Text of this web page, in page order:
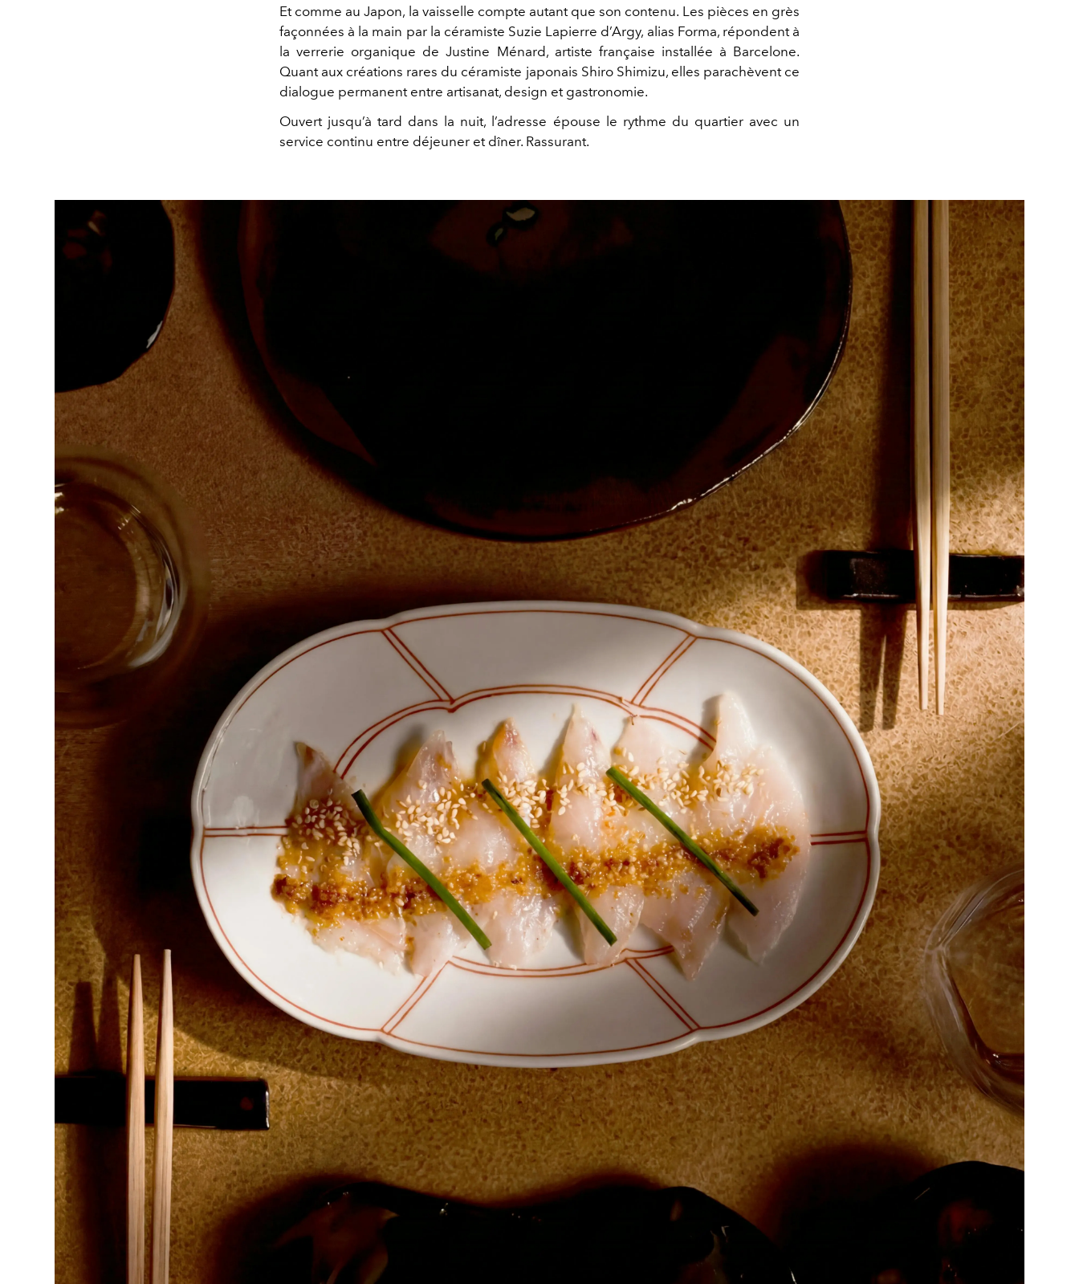
Et comme au Japon, la vaisselle compte autant que son contenu. Les pièces en grès
façonnées à la main par la céramiste Suzie Lapierre d’Argy, alias Forma, répondent à
la verrerie organique de Justine Ménard, artiste française installée à Barcelone.
Quant aux créations rares du céramiste japonais Shiro Shimizu, elles parachèvent ce
dialogue permanent entre artisanat, design et gastronomie.
Ouvert jusqu’à tard dans la nuit, l’adresse épouse le rythme du quartier avec un
service continu entre déjeuner et dîner. Rassurant.